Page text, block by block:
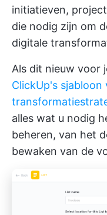
initiatieven,
die nodig zijn om
digitale
Als dit nieuw voor
ClickUp's
alles wat u nodig
beheren, van het
bewaken van de